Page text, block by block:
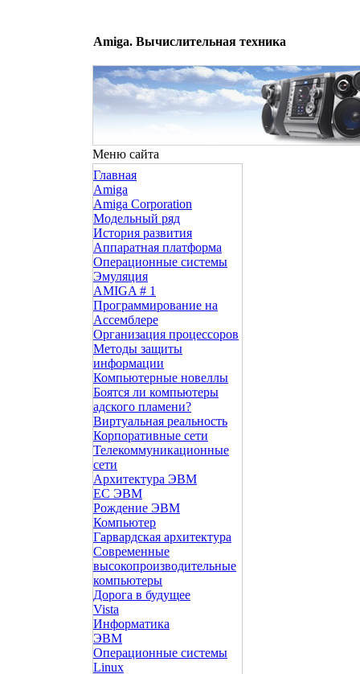
Amiga. Вычислительная техника
Меню сайта
Главная
Amiga
Amiga Corporation
Модельный ряд
История развития
Аппаратная платформа
Операционные системы
Эмуляция
AMIGA # 1
Программирование на
Ассемблере
Организация процессоров
Методы защиты
информации
Компьютерные новеллы
Боятся ли компьютеры
адского пламени?
Виртуальная реальность
Корпоративные сети
Телекоммуникационные
сети
Архитектура ЭВМ
ЕС ЭВМ
Рождение ЭВМ
Компьютер
Гарвардская архитектура
Современные
высокопроизводительные
компьютеры
Дорога в будущее
Vista
Инфоpматика
ЭВМ
Операционные системы
Linux